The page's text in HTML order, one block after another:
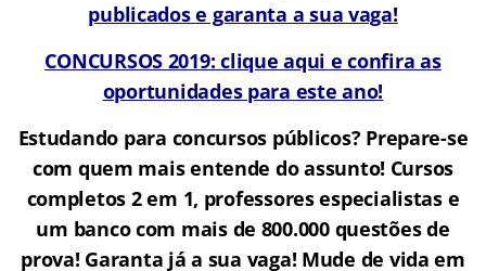
publicados e garanta a sua vaga!
CONCURSOS 2019: clique aqui e confira as
oportunidades para este ano!
Estudando para concursos públicos? Prepare-se
com quem mais entende do assunto! Cursos
completos 2 em 1, professores especialistas e
um banco com mais de 800.000 questões de
prova! Garanta já a sua vaga! Mude de vida em